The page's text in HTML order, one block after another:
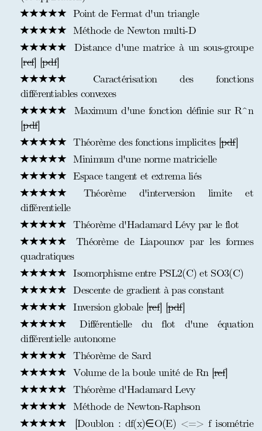
Point de Fermat d'un triangle
Méthode de Newton multi-D
Distance d'une matrice à un sous-groupe
[ref] [pdf]
Caractérisation des fonctions
différentiables convexes
Maximum d'une fonction définie sur R^n
[pdf]
Théorème des fonctions implicites [pdf]
Minimum d'une norme matricielle
Espace tangent et extrema liés
Théorème d'interversion limite et
différentielle
Théorème d'Hadamard Lévy par le flot
Théorème de Liapounov par les formes
quadratiques
Isomorphisme entre PSL2(C) et SO3(C)
Descente de gradient à pas constant
Inversion globale [ref] [pdf]
Différentielle du flot d'une équation
différentielle autonome
Théorème de Sard
Volume de la boule unité de Rn [ref]
Théorème d'Hadamard Levy
Méthode de Newton-Raphson
[Doublon : df(x)∈O(E) <=> f isométrie